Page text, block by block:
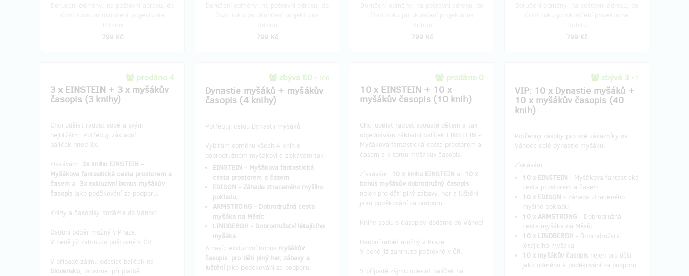
799 Kč
799 Kč
799 Kč
799 Kč
prodáno 4
3 x EINSTEIN + 3 x myšákův
časopis (3 knihy)
Chci udělat radost sobě a svým
nejbližším. Potřebuji základní
balíček hned 3x.
Získávám 3x knihu EINSTEIN -
Myšákova fantastická cesta prostorem a
časem a 3x exkluzivní bonus myšákův
časopis jako poděkování za podporu.
Knihy a časopisy dodáme do Vánoc!
Osobní odběr možný v Praze.
V ceně již zahrnuto poštovné v ČR.
V případě zájmu odeslat balíček na
Slovensko, prosíme, při platbě
zbývá 60 z 100
Dynastie myšáků + myšákův
časopis (4 knihy)
Potřebuji celou Dynastii myšáků.
Vybírám odměnu všech 4 knih o
dobrodružném myšákovi a získávám tak:
EINSTEIN - Myšákova fantastická
cesta prostorem a časem
EDISON - Záhada ztraceného myšího
pokladu,
ARMSTRONG - Dobrodružná cesta
myšáka na Měsíc
LINDBERGH - Dobrodružství létajícího
myšáka.
A navíc exkluzivní bonus myšákův
časopis pro děti plný her, zábavy a
luštění jako poděkování za podporu.
prodáno 0
10 x EINSTEIN + 10 x
myšákův časopis (10 knih)
Chci udělat radost spoustě dětem a tak
objednávám základní balíček EINSTEIN -
Myšákova fantastická cesta prostorem a
časem a k tomu myšákův časopis.
Získávám 10 x knihu EINSTEIN a 10 x
bonus myšákův dobrodružný časopis
nejen pro děti plný zábavy, her a luštění
jako poděkování za podporu.
Knihy spolu s časopisy dodáme do Vánoc!
Osobní odběr možný v Praze.
V ceně již zahrnuto poštovné v ČR.
V případě zájmu odeslat balíček na
zbývá 3 z 3
VIP: 10 x Dynastie myšáků +
10 x myšákův časopis (40
knih)
Potřebuji zásoby pro své zákazníky na
Vánoce celé dynastie myšáků.
Získávám:
10 x EINSTEIN - Myšákova fantastická
cesta prostorem a časem
10 x EDISON - Záhada ztraceného
myšího pokladu
10 x ARMSTRONG - Dobrodružná
cesta myšáka na Měsíc
10 x LINDBERGH - Dobrodružství
létajícího myšáka
10 x myšákův časopis nejen pro děti
jako odměnu a poděkování za podporu.